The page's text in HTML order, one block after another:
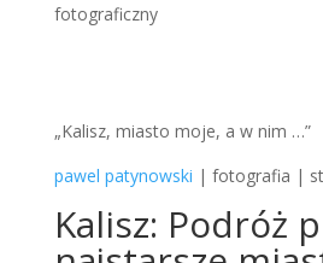
fotograficzny
„Kalisz, miasto moje, a w nim …”
pawel patynowski | fotografia |
Kalisz: Podróż